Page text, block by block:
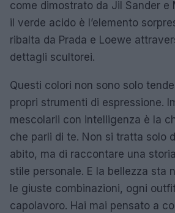
come dimostrato da Jil Sander e
il verde acido è l’elemento
ribalta da Prada e Loewe
dettagli scultorei.
Questi colori non sono solo
propri strumenti di espressione.
mescolarli con intelligenza è la
che parli di te. Non si tratta solo
abito, ma di raccontare una
stile personale. E la bellezza sta
le giuste combinazioni, ogni
capolavoro. Hai mai pensato a